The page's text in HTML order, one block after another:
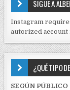
J
C
K
SIGUE A
Instagram
autorized
¿QUÉ TIPO
SEGÚN